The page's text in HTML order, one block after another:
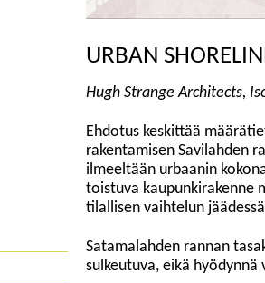
URBAN
Hugh Strange Architects,
Ehdotus keskittää
rakentamisen Savilahden
ilmeeltään urbaanin
toistuva kaupunkirakenne
tilallisen vaihtelun
Satamalahden rannan
sulkeutuva, eikä hyödynnä